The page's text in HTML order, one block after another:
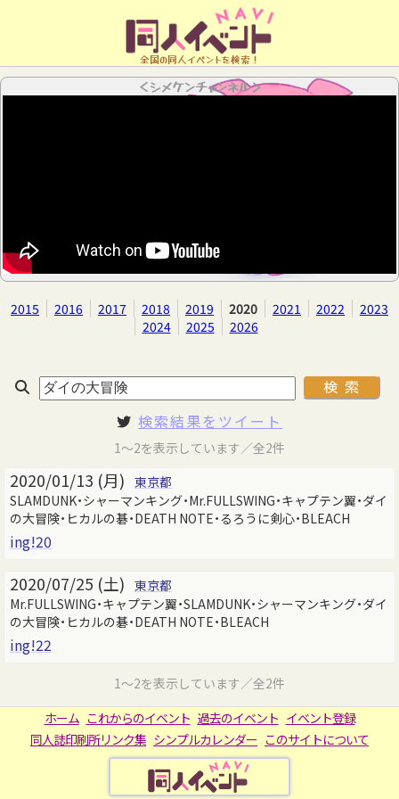
全国の同人イベントを検索！
＜シメケンチャンネル＞
2015 2016 2017 2018 2019 2020 2021 2022
2023
2024
2025 2026
検索結果をツイート
1～2を表示しています／全2件
2020/01/13 (月) 東京都
SLAMDUNK・シャーマンキング・Mr.FULLSWING・キャプテン翼・ダイ
の大冒険・ヒカルの碁・DEATH NOTE・るろうに剣心・BLEACH
ing!20
2020/07/25 (土) 東京都
Mr.FULLSWING・キャプテン翼・SLAMDUNK・シャーマンキング・ダイ
の大冒険・ヒカルの碁・DEATH NOTE・BLEACH
ing!22
1～2を表示しています／全2件
ホーム これからのイベント 過去のイベント イベント登録
同人誌印刷所リンク集 シンプルカレンダー このサイトについて